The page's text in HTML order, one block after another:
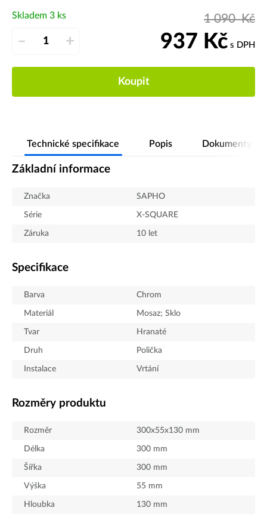
Skladem 3 ks
– +
1 090Kč
937 Kč s DPH
Koupit
Technické specifikace Popis Dokumenty
Základní informace
Značka SAPHO
Série X-SQUARE
Záruka 10 let
Specifikace
Barva Chrom
Materiál Mosaz; Sklo
Tvar Hranaté
Druh Polička
Instalace Vrtání
Rozměry produktu
Rozměr 300x55x130 mm
Délka 300 mm
Šířka 300 mm
Výška 55 mm
Hloubka 130 mm